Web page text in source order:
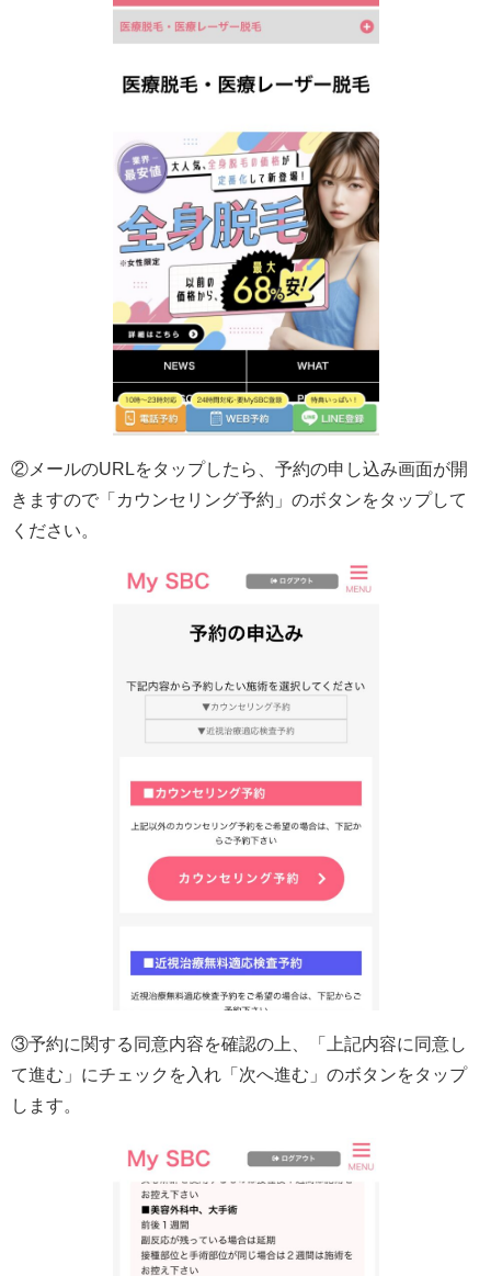
②メールのURLをタップしたら、予約の申し込み画面が開
きますので「カウンセリング予約」のボタンをタップして
ください。
③予約に関する同意内容を確認の上、「上記内容に同意し
て進む」にチェックを入れ「次へ進む」のボタンをタップ
します。